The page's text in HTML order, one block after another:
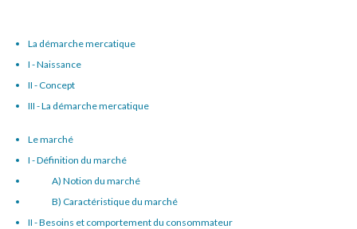
La démarche mercatique
I - Naissance
II - Concept
III - La démarche mercatique
Le marché
I - Définition du marché
A) Notion du marché
B) Caractéristique du marché
II - Besoins et comportement du consommateur